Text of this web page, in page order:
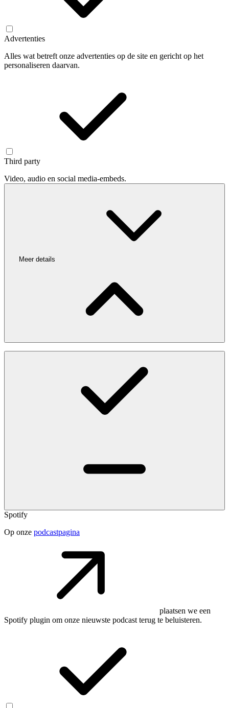
Advertenties
Alles wat betreft onze advertenties op de site en gericht op het
personaliseren daarvan.
Third party
Video, audio en social media-embeds.
Meer details
Spotify
Op onze podcastpagina
plaatsen we een
Spotify plugin om onze nieuwste podcast terug te beluisteren.